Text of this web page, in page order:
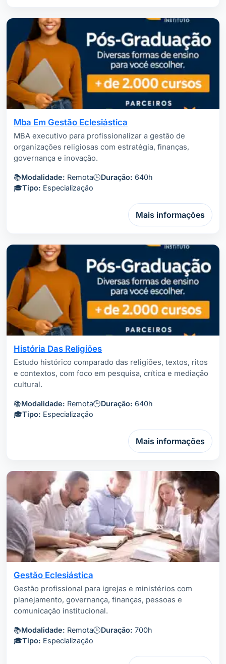
Mba Em Gestão Eclesiástica
MBA executivo para profissionalizar a gestão de
organizações religiosas com estratégia, finanças,
governança e inovação.
📚Modalidade: Remota🕒Duração: 640h
🎓Tipo: Especialização
Mais informações
História Das Religiões
Estudo histórico comparado das religiões, textos, ritos
e contextos, com foco em pesquisa, crítica e mediação
cultural.
📚Modalidade: Remota🕒Duração: 640h
🎓Tipo: Especialização
Mais informações
Gestão Eclesiástica
Gestão profissional para igrejas e ministérios com
planejamento, governança, finanças, pessoas e
comunicação institucional.
📚Modalidade: Remota🕒Duração: 700h
🎓Tipo: Especialização